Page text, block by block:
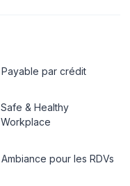
Payable par crédit
Safe & Healthy
Workplace
Ambiance pour les RDVs